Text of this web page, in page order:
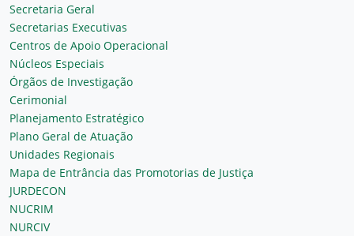
Secretaria Geral
Secretarias Executivas
Centros de Apoio Operacional
Núcleos Especiais
Órgãos de Investigação
Cerimonial
Planejamento Estratégico
Plano Geral de Atuação
Unidades Regionais
Mapa de Entrância das Promotorias de Justiça
JURDECON
NUCRIM
NURCIV